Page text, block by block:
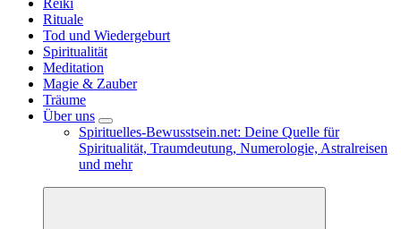
Rituale
Tod und Wiedergeburt
Spiritualität
Meditation
Magie & Zauber
Träume
Über uns
Spirituelles-Bewusstsein.net: Deine Quelle für
Spiritualität, Traumdeutung, Numerologie, Astralreisen
und mehr